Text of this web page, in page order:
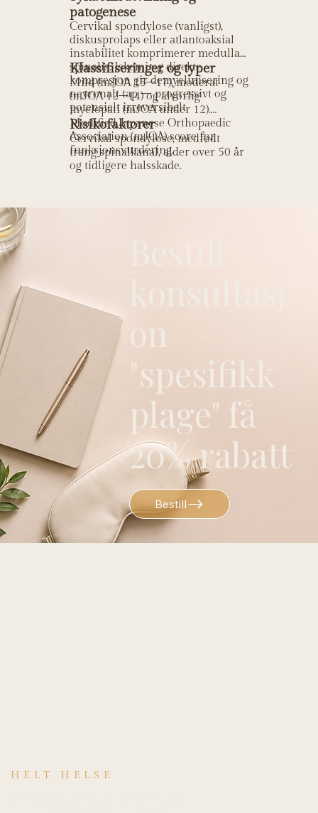
patogenese
Cervikal spondylose (vanligst),
diskusprolaps eller atlantoaksial
instabilitet komprimerer medulla
spinalis. Iskemi og direkte
kompresjon gir demyelinisering og
nevronalt tap — progressivt og
potensielt irreversibelt.
Klassifiseringer og typer
Mild (mJOA 15–17), moderat
(mJOA 12–14) og alvorlig
myelopati (mJOA under 12).
Modified Japanese Orthopaedic
Association (mJOA) score for
funksjonsvurdering.
Risikofaktorer
Cervikal spondylose, medfødt
trang spinalkanal, alder over 50 år
og tidligere halsskade.
on
"spesifikk
plage" få
20% rabatt
Bestill
HELT HELSE